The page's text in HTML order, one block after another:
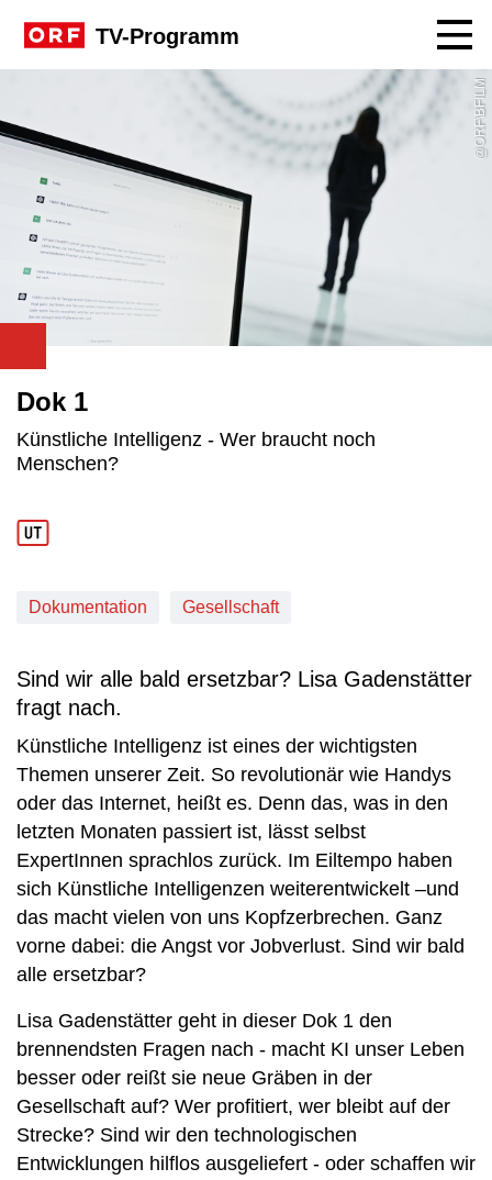
TV-Programm
@ORF\BFILM
Dok 1
Künstliche Intelligenz - Wer braucht noch
Menschen?
Dokumentation Gesellschaft
Sind wir alle bald ersetzbar? Lisa Gadenstätter
fragt nach.
Künstliche Intelligenz ist eines der wichtigsten
Themen unserer Zeit. So revolutionär wie Handys
oder das Internet, heißt es. Denn das, was in den
letzten Monaten passiert ist, lässt selbst
ExpertInnen sprachlos zurück. Im Eiltempo haben
sich Künstliche Intelligenzen weiterentwickelt –und
das macht vielen von uns Kopfzerbrechen. Ganz
vorne dabei: die Angst vor Jobverlust. Sind wir bald
alle ersetzbar?
Lisa Gadenstätter geht in dieser Dok 1 den
brennendsten Fragen nach - macht KI unser Leben
besser oder reißt sie neue Gräben in der
Gesellschaft auf? Wer profitiert, wer bleibt auf der
Strecke? Sind wir den technologischen
Entwicklungen hilflos ausgeliefert - oder schaffen wir